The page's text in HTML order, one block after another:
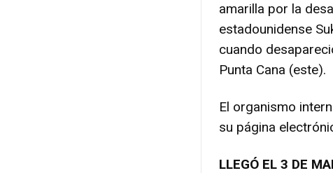
amarilla por la
estadounidense
cuando
Punta Cana (este).
El organismo
su página
LLEGÓ EL 3 DE